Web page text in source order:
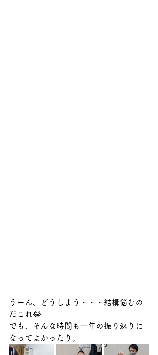
うーん、どうしよう・・・結構悩むの
だこれ😂
でも、そんな時間も一年の振り返りに
なってよかったり。